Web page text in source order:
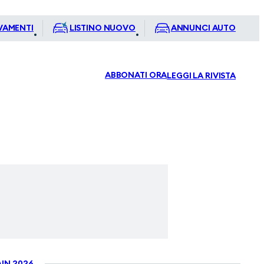
LISTINO NUOVO ANNUNCI AUTO
ABBONATI ORALEGGI LA RIVISTA